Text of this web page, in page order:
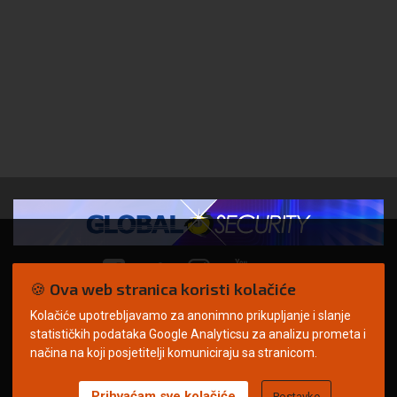
© Copyright 2026. | ARILEO
🍪 Ova web stranica koristi kolačiće
Kolačiće upotrebljavamo za anonimno prikupljanje i slanje
statističkih podataka Google Analyticsu za analizu prometa i
načina na koji posjetitelji komuniciraju sa stranicom.